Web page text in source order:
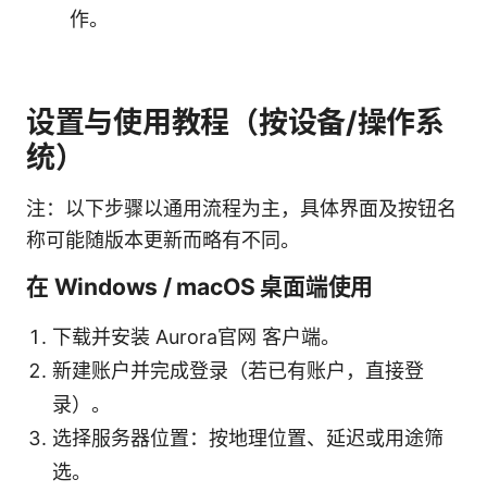
作。
设置与使用教程（按设备/操作系
统）
注：以下步骤以通用流程为主，具体界面及按钮名
称可能随版本更新而略有不同。
在 Windows / macOS 桌面端使用
下载并安装 Aurora官网 客户端。
新建账户并完成登录（若已有账户，直接登
录）。
选择服务器位置：按地理位置、延迟或用途筛
选。